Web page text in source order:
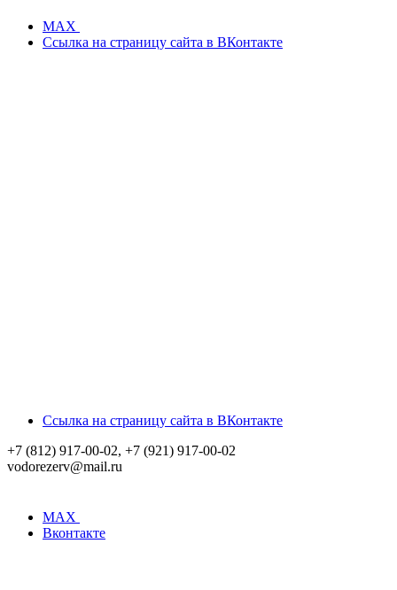
MAX
Ссылка на страницу сайта в ВКонтакте
Ссылка на страницу сайта в ВКонтакте
+7 (812) 917-00-02, +7 (921) 917-00-02
vodorezerv@mail.ru
MAX
Вконтакте